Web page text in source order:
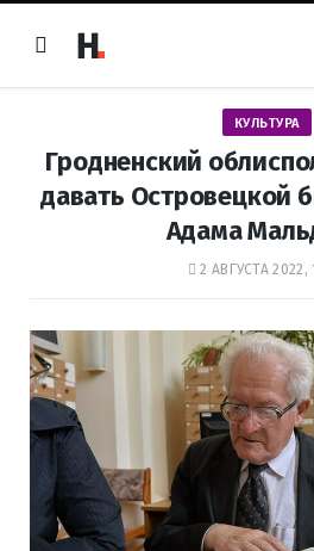
КУЛЬТУРА
Гродненский
давать Островецкой
Адама
2 АВГУСТА 2022,